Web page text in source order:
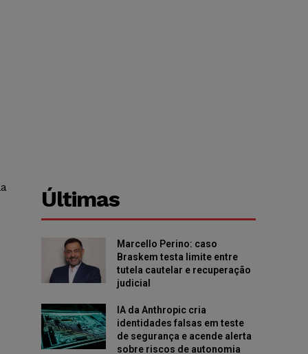
Últimas
Marcello Perino: caso
Braskem testa limite entre
tutela cautelar e recuperação
judicial
IA da Anthropic cria
identidades falsas em teste
de segurança e acende alerta
sobre riscos de autonomia